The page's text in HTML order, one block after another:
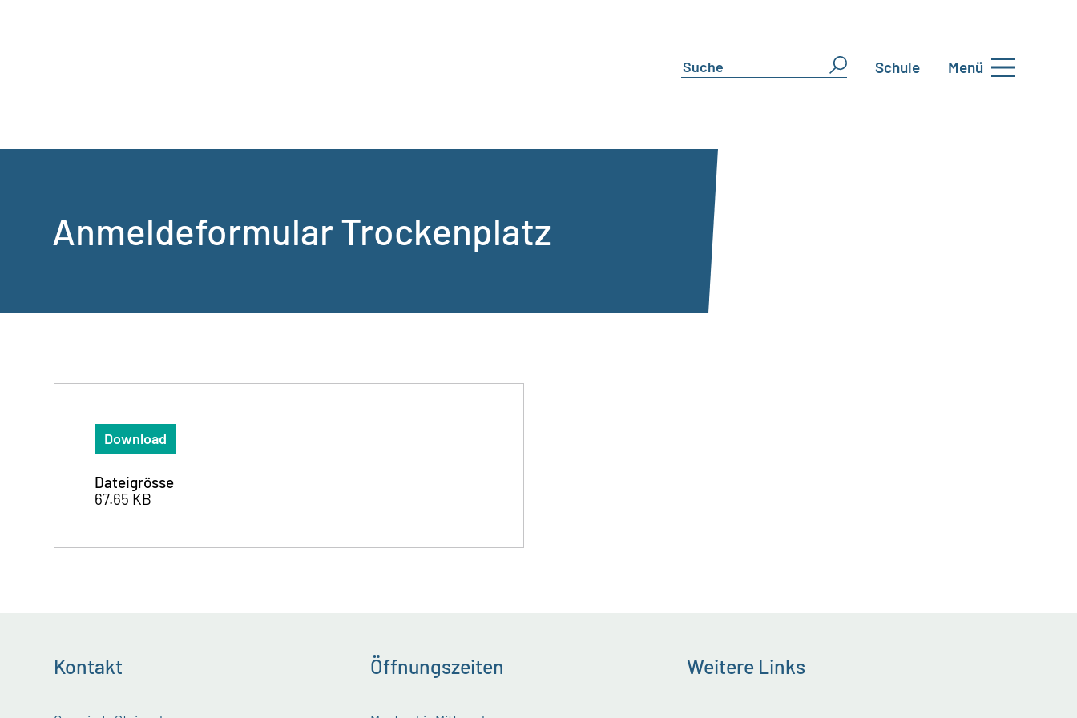
Schule Menü
Anmeldeformular Trockenplatz
Download
Dateigrösse
67.65 KB
Kontakt Öffnungszeiten Weitere Links